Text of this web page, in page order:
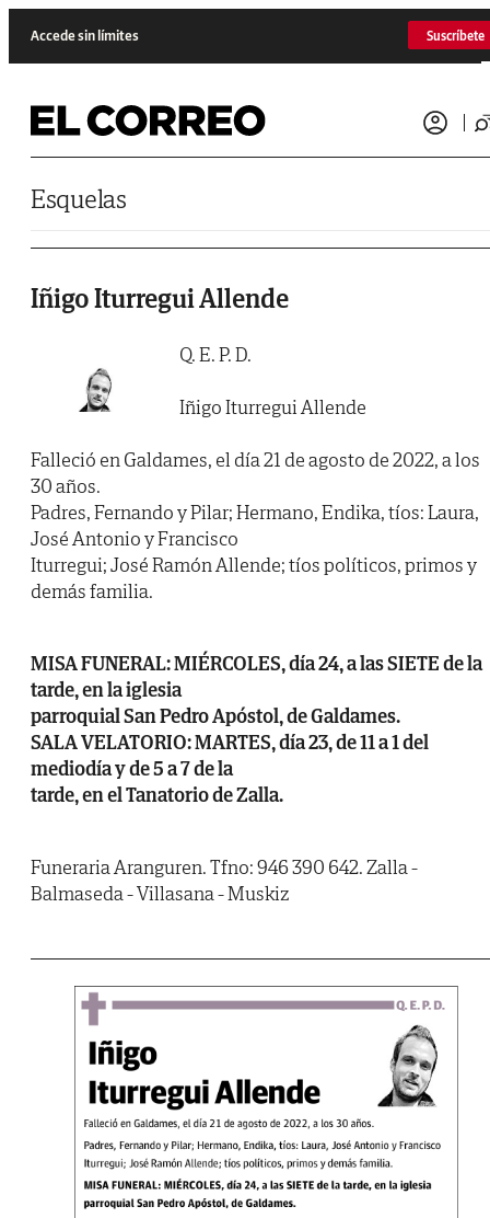
Accede sin límites Suscríbete
Esquelas
Iñigo Iturregui Allende
Q. E. P. D.
Iñigo Iturregui Allende
Falleció en Galdames, el día 21 de agosto de 2022, a los
30 años.
Padres, Fernando y Pilar; Hermano, Endika, tíos: Laura,
José Antonio y Francisco
Iturregui; José Ramón Allende; tíos políticos, primos y
demás familia.
MISA FUNERAL: MIÉRCOLES, día 24, a las SIETE de la
tarde, en la iglesia
parroquial San Pedro Apóstol, de Galdames.
SALA VELATORIO: MARTES, día 23, de 11 a 1 del
mediodía y de 5 a 7 de la
tarde, en el Tanatorio de Zalla.
Funeraria Aranguren. Tfno: 946 390 642. Zalla -
Balmaseda - Villasana - Muskiz